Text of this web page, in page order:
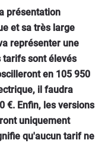
présentation
et sa très large
représenter une
tarifs sont élevés
en 105 950
il faudra
€. Enfin, les versions
uniquement
qu'aucun tarif ne